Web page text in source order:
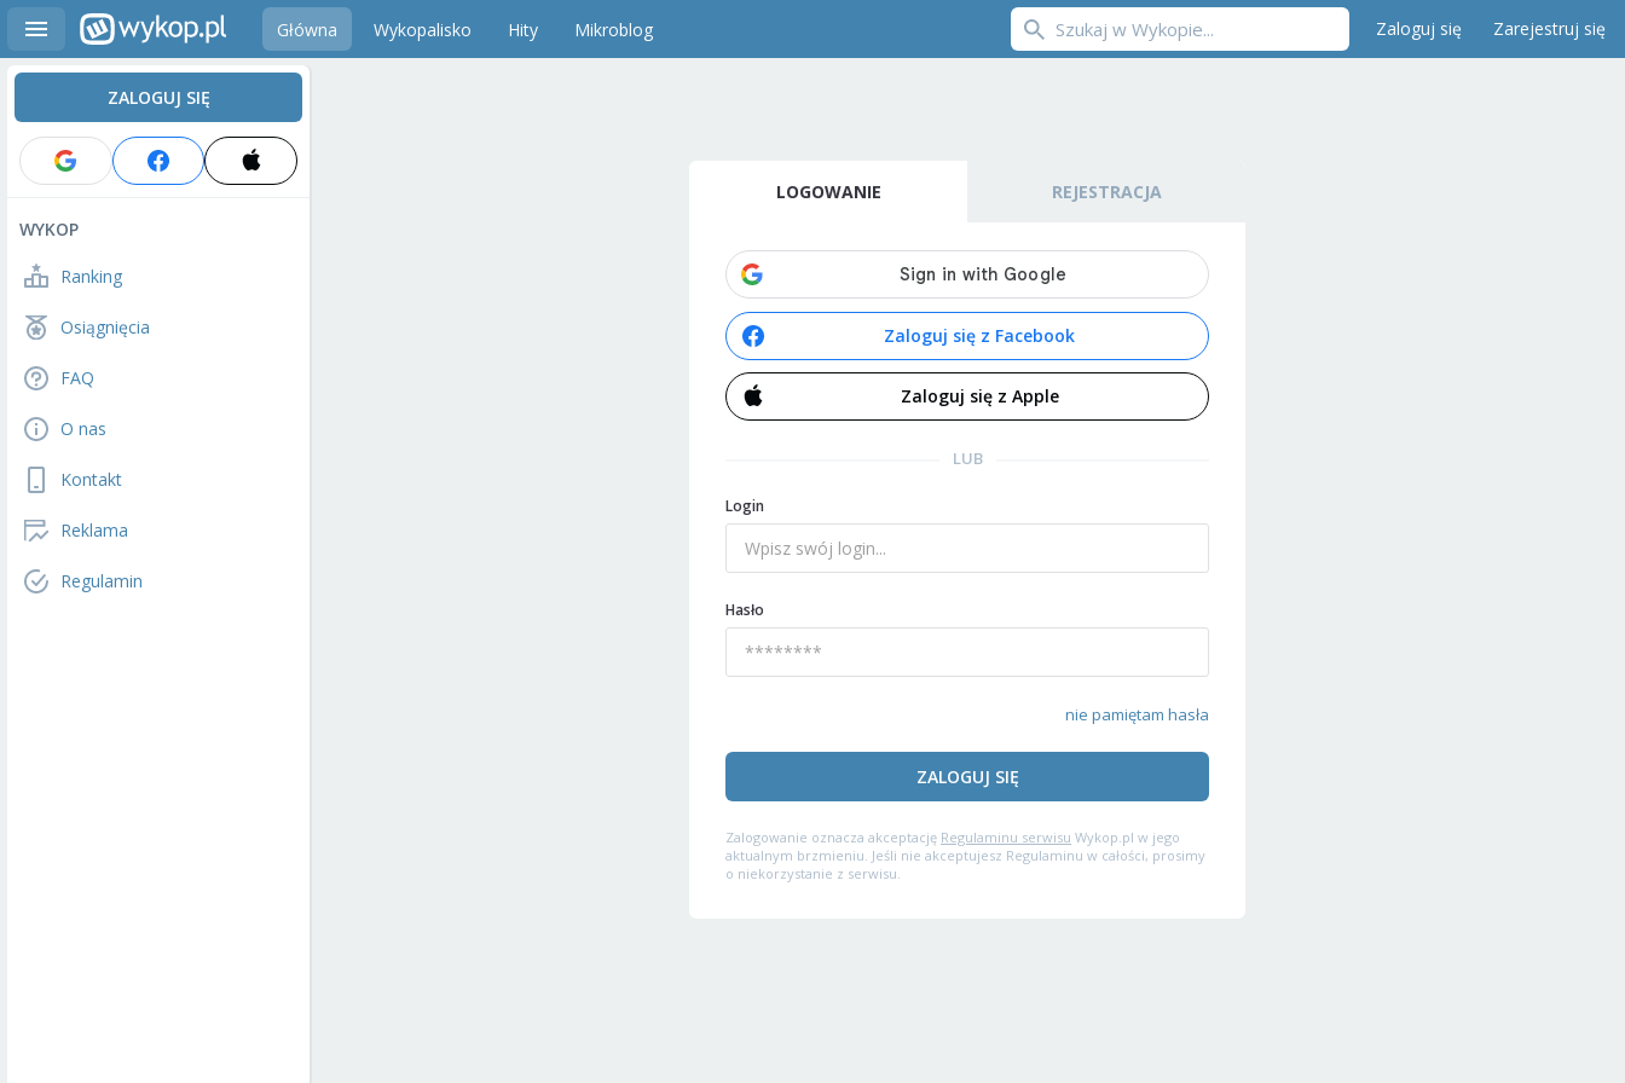
Główna Wykopalisko Hity Mikroblog Zaloguj się Zarejestruj się
ZALOGUJ SIĘ
WYKOP
Ranking
Osiągnięcia
FAQ
O nas
Kontakt
Reklama
Regulamin
LOGOWANIE REJESTRACJA
Zaloguj się z Facebook
Zaloguj się z Apple
LUB
Login
Hasło
nie pamiętam hasła
ZALOGUJ SIĘ
Zalogowanie oznacza akceptację Regulaminu serwisu Wykop.pl w jego
aktualnym brzmieniu. Jeśli nie akceptujesz Regulaminu w całości, prosimy
o niekorzystanie z serwisu.